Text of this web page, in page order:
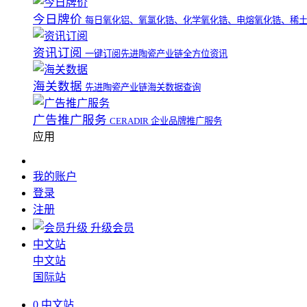
今日牌价 每日氧化铝、氧氯化锆、化学氧化锆、电熔氧化锆、稀
资讯订阅 一键订阅先进陶瓷产业链全方位资讯
海关数据 先进陶瓷产业链海关数据查询
广告推广服务 CERADIR 企业品牌推广服务
应用
我的账户
登录
注册
升级会员
中文站
中文站
国际站